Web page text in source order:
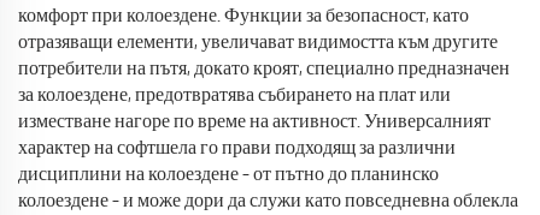
комфорт при колоездене. Функции за безопасност, като
отразяващи елементи, увеличават видимостта към другите
потребители на пътя, докато кроят, специално предназначен
за колоездене, предотвратява събирането на плат или
изместване нагоре по време на активност. Универсалният
характер на софтшела го прави подходящ за различни
дисциплини на колоездене – от пътно до планинско
колоездене – и може дори да служи като повседневна облекла